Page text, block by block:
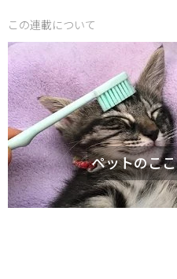
この連載について
ペットのこ